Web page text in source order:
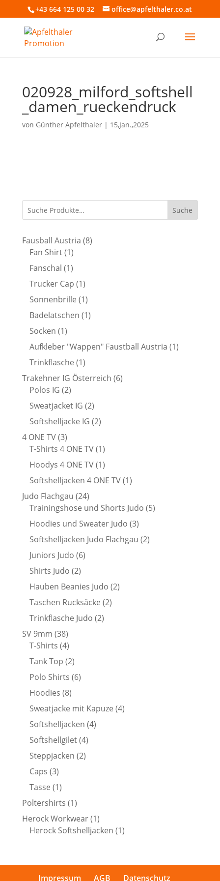
+43 664 125 00 32 office@apfelthaler.co.at
020928_milford_softshell
_damen_rueckendruck
von Günther Apfelthaler| 15,Jan.,2025
Suche
Fausball Austria 88
Fan Shirt 11
Produkt
Fanschal 11
Produkt
Trucker Cap 11
Produkt
Sonnenbrille 11
Produkt
Badelatschen 11
Socken 11
Produkt
Aufkleber "Wappen" Faustball Austria 11
Trinkflasche 11
Produkt
Trakehner IG Österreich 66
Polos IG 22
Produkte
Sweatjacket IG 22
Produkte
Softshelljacke IG 22
4 ONE TV 33
Produkte
T-Shirts 4 ONE TV 11
Produkt
Hoodys 4 ONE TV 11
Produkt
Softshelljacken 4 ONE TV 11
Judo Flachgau 2424
Produkte
Trainingshose und Shorts Judo 55
Hoodies und Sweater Judo 33
Produkte
Softshelljacken Judo Flachgau 22
Juniors Judo 66
Shirts Judo 22
Produkte
Hauben Beanies Judo 22
Taschen Rucksäcke 22
Trinkflasche Judo 22
SV 9mm 3838
Produkte
T-Shirts 44
Produkte
Tank Top 22
Produkte
Polo Shirts 66
Hoodies 88
Produkte
Sweatjacke mit Kapuze 44
Softshelljacken 44
Softshellgilet 44
Steppjacken 22
Caps 33
Produkte
Tasse 11
Produkt
Poltershirts 11
Produkt
Herock Workwear 11
Produkt
Herock Softshelljacken 11
Impressum AGB Datenschutz